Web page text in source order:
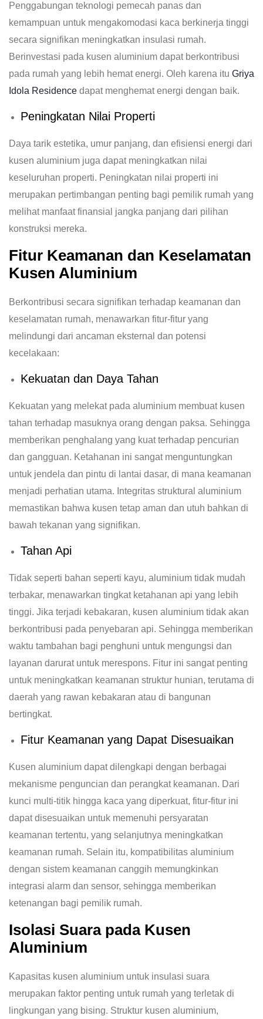
Penggabungan teknologi pemecah panas dan
kemampuan untuk mengakomodasi kaca berkinerja tinggi
secara signifikan meningkatkan insulasi rumah.
Berinvestasi pada kusen aluminium dapat berkontribusi
pada rumah yang lebih hemat energi. Oleh karena itu Griya
Idola Residence dapat menghemat energi dengan baik.
Peningkatan Nilai Properti
Daya tarik estetika, umur panjang, dan efisiensi energi dari
kusen aluminium juga dapat meningkatkan nilai
keseluruhan properti. Peningkatan nilai properti ini
merupakan pertimbangan penting bagi pemilik rumah yang
melihat manfaat finansial jangka panjang dari pilihan
konstruksi mereka.
Fitur Keamanan dan Keselamatan
Kusen Aluminium
Berkontribusi secara signifikan terhadap keamanan dan
keselamatan rumah, menawarkan fitur-fitur yang
melindungi dari ancaman eksternal dan potensi
kecelakaan:
Kekuatan dan Daya Tahan
Kekuatan yang melekat pada aluminium membuat kusen
tahan terhadap masuknya orang dengan paksa. Sehingga
memberikan penghalang yang kuat terhadap pencurian
dan gangguan. Ketahanan ini sangat menguntungkan
untuk jendela dan pintu di lantai dasar, di mana keamanan
menjadi perhatian utama. Integritas struktural aluminium
memastikan bahwa kusen tetap aman dan utuh bahkan di
bawah tekanan yang signifikan.
Tahan Api
Tidak seperti bahan seperti kayu, aluminium tidak mudah
terbakar, menawarkan tingkat ketahanan api yang lebih
tinggi. Jika terjadi kebakaran, kusen aluminium tidak akan
berkontribusi pada penyebaran api. Sehingga memberikan
waktu tambahan bagi penghuni untuk mengungsi dan
layanan darurat untuk merespons. Fitur ini sangat penting
untuk meningkatkan keamanan struktur hunian, terutama di
daerah yang rawan kebakaran atau di bangunan
bertingkat.
Fitur Keamanan yang Dapat Disesuaikan
Kusen aluminium dapat dilengkapi dengan berbagai
mekanisme penguncian dan perangkat keamanan. Dari
kunci multi-titik hingga kaca yang diperkuat, fitur-fitur ini
dapat disesuaikan untuk memenuhi persyaratan
keamanan tertentu, yang selanjutnya meningkatkan
keamanan rumah. Selain itu, kompatibilitas aluminium
dengan sistem keamanan canggih memungkinkan
integrasi alarm dan sensor, sehingga memberikan
ketenangan bagi pemilik rumah.
Isolasi Suara pada Kusen
Aluminium
Kapasitas kusen aluminium untuk insulasi suara
merupakan faktor penting untuk rumah yang terletak di
lingkungan yang bising. Struktur kusen aluminium,